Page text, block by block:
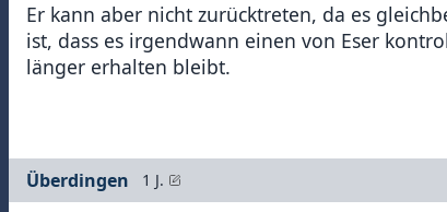
Er kann aber nicht zurücktreten, da es
ist, dass es irgendwann einen von Eser
länger erhalten bleibt.
Überdingen 1 J.